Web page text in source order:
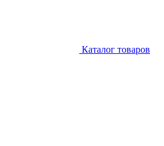
Каталог товаров